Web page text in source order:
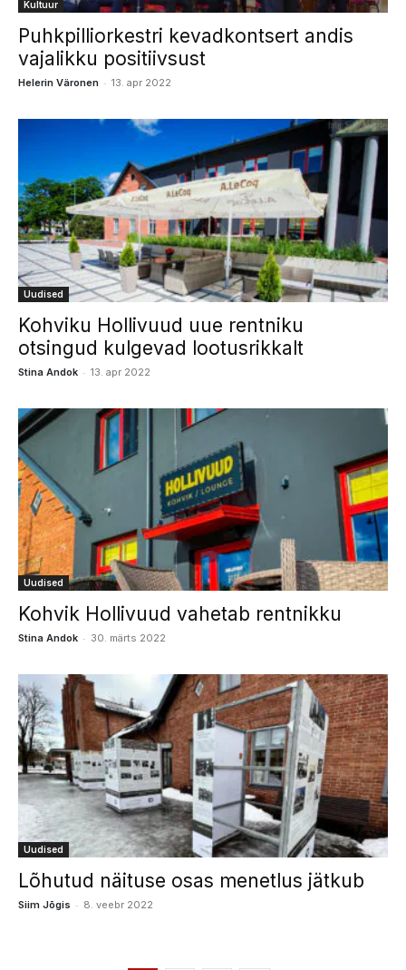
Kultuur
Puhkpilliorkestri kevadkontsert andis
vajalikku positiivsust
Helerin Väronen - 13. apr 2022
Uudised
Kohviku Hollivuud uue rentniku
otsingud kulgevad lootusrikkalt
Stina Andok - 13. apr 2022
Uudised
Kohvik Hollivuud vahetab rentnikku
Stina Andok - 30. märts 2022
Uudised
Lõhutud näituse osas menetlus jätkub
Siim Jõgis - 8. veebr 2022